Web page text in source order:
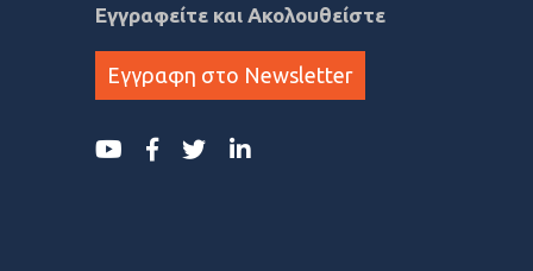
Εγγραφείτε και Ακολουθείστε
Εγγραφη στο Newsletter